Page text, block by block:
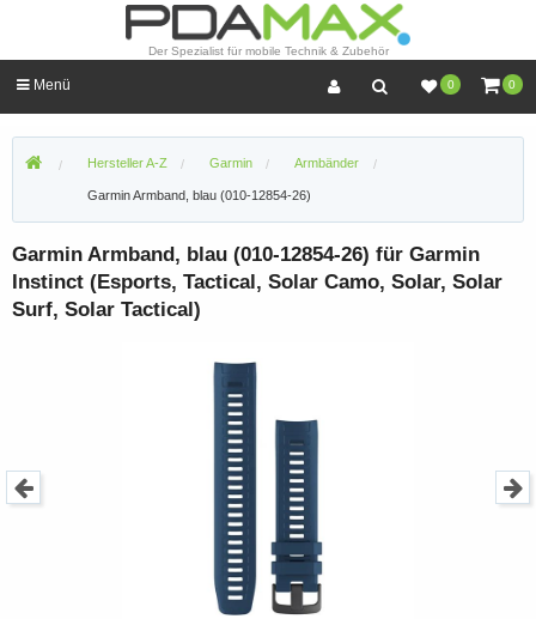
Der Spezialist für mobile Technik & Zubehör
0 0
Menü
Hersteller A-Z Garmin Armbänder
Garmin Armband, blau (010-12854-26)
Garmin Armband, blau (010-12854-26) für Garmin
Instinct (Esports, Tactical, Solar Camo, Solar, Solar
Surf, Solar Tactical)